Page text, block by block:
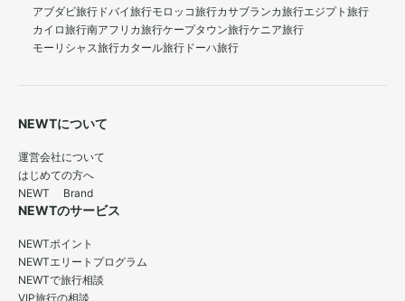
アブダビ旅行 ドバイ旅行モロッコ旅行カサブランカ旅行エジプト旅行
カイロ旅行南アフリカ旅行ケープタウン旅行ケニア旅行
モーリシャス旅行カタール旅行 ドーハ旅行
NEWTについて
運営会社について
はじめての方へ
NEWT Brand
NEWTのサービス
NEWTポイント
NEWTエリートプログラム
NEWTで旅行相談
VIP旅行の相談